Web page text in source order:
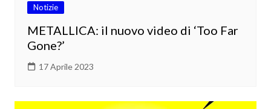
Notizie
METALLICA: il nuovo video di ‘Too Far
Gone?’
17 Aprile 2023